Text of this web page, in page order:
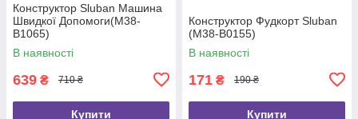
Конструктор Sluban Машина
Швидкої Допомоги(M38-
B1065)
В наявності
639 ₴ 710 ₴
Купити
Конструктор Фудкорт Sluban
(M38-B0155)
В наявності
171 ₴ 190 ₴
Купити